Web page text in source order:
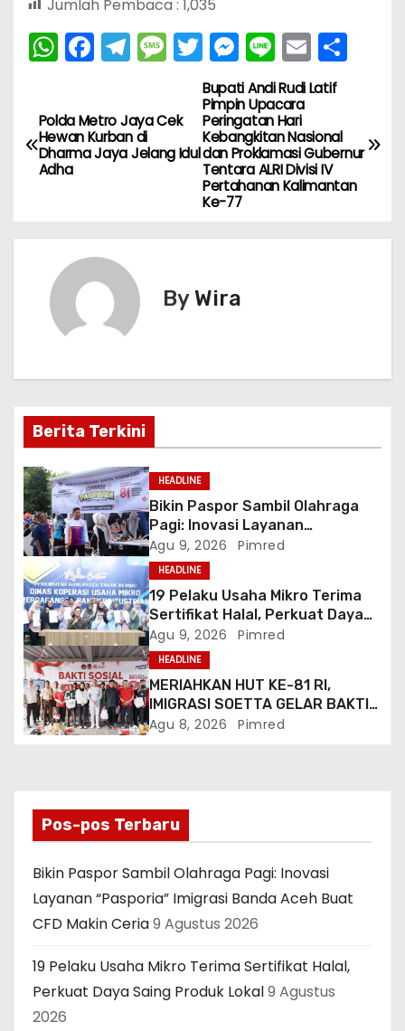
Jumlah Pembaca : 1,035
W
h
a
ts
A
F
a
c
e
b
k
T
el
gr
a
M
e
s
s
a
T
w
itt
er
M
e
s
s
e
n
g
er
Li
n
e
E
m
ai
l
S
a
v
g
o
s
Bupati Andi Rudi Latif
Pimpin Upacara
Peringatan Hari
Kebangkitan Nasional
dan Proklamasi Gubernur
Tentara ALRI Divisi IV
Pertahanan Kalimantan
Ke-77
Polda Metro Jaya Cek
Hewan Kurban di
Dharma Jaya Jelang Idul
Adha
By Wira
Berita Terkini
HEADLINE
Bikin Paspor Sambil Olahraga
Pagi: Inovasi Layanan
“Pasporia” Imigrasi Banda Aceh
Buat CFD Makin Ceria
Agu 9, 2026 Pimred
HEADLINE
19 Pelaku Usaha Mikro Terima
Sertifikat Halal, Perkuat Daya
Saing Produk Lokal
Agu 9, 2026 Pimred
HEADLINE
MERIAHKAN HUT KE-81 RI,
IMIGRASI SOETTA GELAR BAKTI
SOSIAL DAN HADIRKAN LAYANAN
Agu 8, 2026 Pimred
Pos-pos Terbaru
Bikin Paspor Sambil Olahraga Pagi: Inovasi
Layanan “Pasporia” Imigrasi Banda Aceh Buat
CFD Makin Ceria9 Agustus 2026
19 Pelaku Usaha Mikro Terima Sertifikat Halal,
Perkuat Daya Saing Produk Lokal9 Agustus
2026